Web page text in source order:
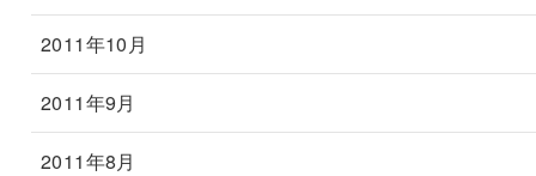
2011年10月
2011年9月
2011年8月